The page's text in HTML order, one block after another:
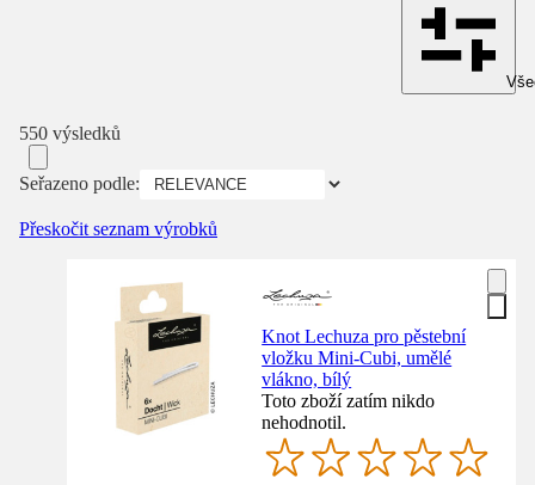
550 výsledků
Seřazeno podle:
Přeskočit seznam výrobků
Knot Lechuza pro pěstební
vložku Mini‑Cubi, umělé
vlákno, bílý
Toto zboží zatím nikdo
nehodnotil.